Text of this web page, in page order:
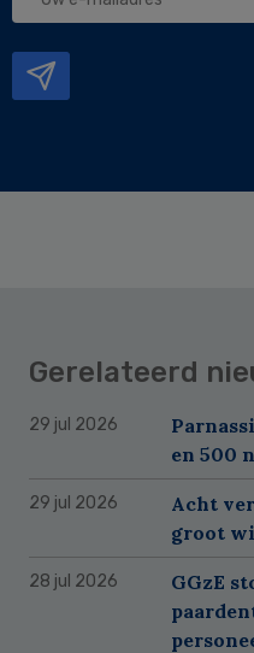
Gerelateerd
29 jul 2026
en 500
29 jul 2026
Acht
groot
28 jul 2026
GGzE